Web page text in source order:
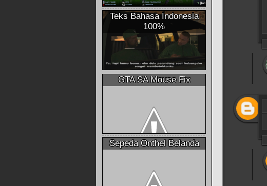
Teks Bahasa Indonesia
100%
GTA SA Mouse Fix
Sepeda Onthel Belanda